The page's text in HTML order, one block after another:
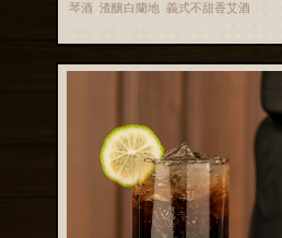
琴酒 渣釀白蘭地 義式不甜香艾酒